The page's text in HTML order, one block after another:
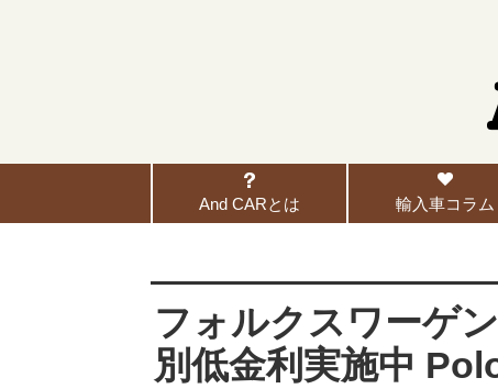
And CARとは 輸入車コラム
フォルクスワーゲ
別低金利実施中